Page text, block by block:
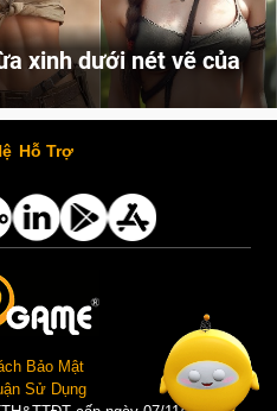
xinh dưới nét vẽ của
Cùng đến với những hình ảnh Lala Croft của Tomb Raider dưới nét vẽ của AI. Một cô nàng xinh đẹp, nóng bỏng nhưng cũng rắn rỏi và mạnh mẽ.
Hỗ Trợ
Bảo Mật
Sử Dụng